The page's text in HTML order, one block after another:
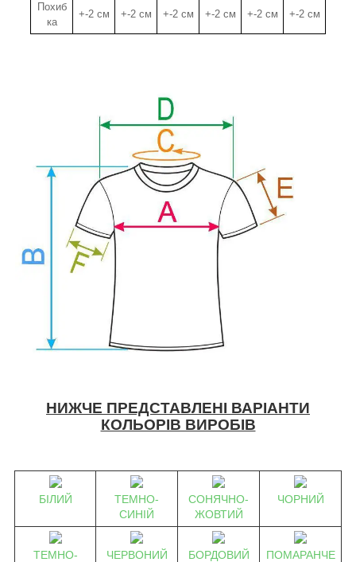
Похиб
ка
+-2 см +-2 см +-2 см +-2 см +-2 см +-2 см
НИЖЧЕ ПРЕДСТАВЛЕНІ ВАРІАНТИ
КОЛЬОРІВ ВИРОБІВ
БІЛИЙ
ТЕМНО-
СИНІЙ
СОНЯЧНО-
ЖОВТИЙ
ЧОРНИЙ
ТЕМНО-
ЧЕРВОНИЙ БОРДОВИЙ
ПОМАРАНЧЕ